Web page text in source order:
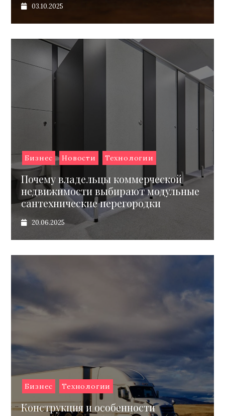
03.10.2025
Бизнес Новости Технологии
Почему владельцы коммерческой
недвижимости выбирают модульные
сантехнические перегородки
20.06.2025
Бизнес Технологии
Конструкция и особенности